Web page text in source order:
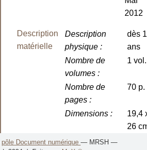
2012
Description
matérielle
Description
physique:
dès
ans
Nombre de
volumes:
1 vol.
Nombre de
pages:
70 p.
Dimensions:
19,4
26
Illustrations:
pôle Document numérique — MRSH —